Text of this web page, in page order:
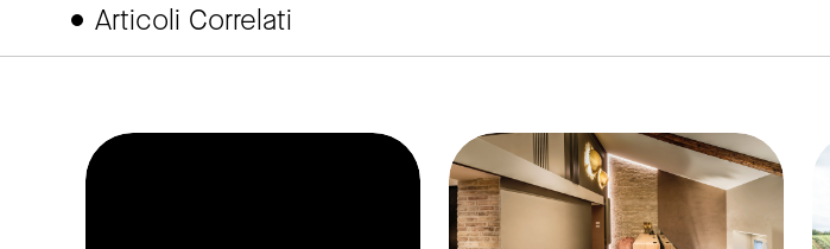
Articoli Correlati
link to page link to page